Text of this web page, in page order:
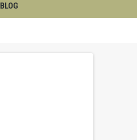
BLOG